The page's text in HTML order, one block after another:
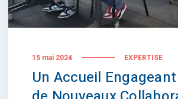
15 mai 2024 EXPERTISE
Un Accueil